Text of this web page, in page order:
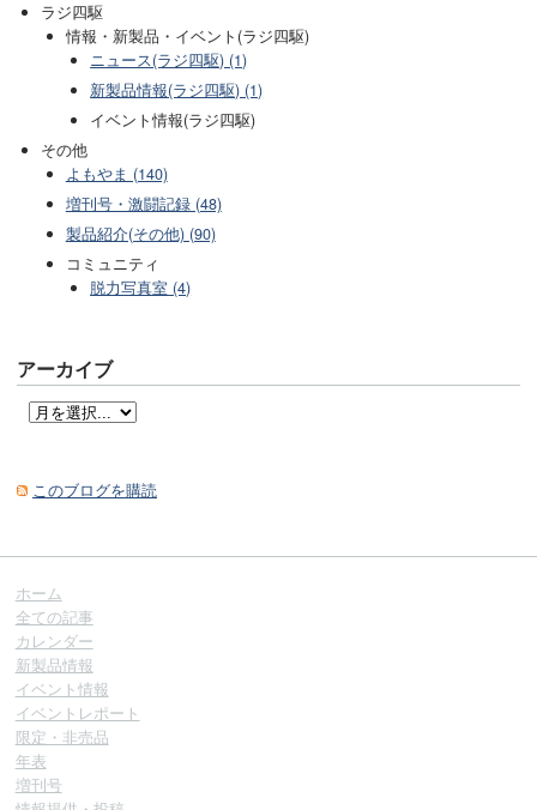
ラジ四駆
情報・新製品・イベント(ラジ四駆)
ニュース(ラジ四駆) (1)
新製品情報(ラジ四駆) (1)
イベント情報(ラジ四駆)
その他
よもやま (140)
増刊号・激闘記録 (48)
製品紹介(その他) (90)
コミュニティ
脱力写真室 (4)
アーカイブ
このブログを購読
ホーム
全ての記事
カレンダー
新製品情報
イベント情報
イベントレポート
限定・非売品
年表
増刊号